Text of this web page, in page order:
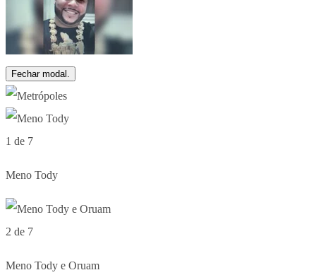
Fechar modal.
1 de 7
Meno Tody
2 de 7
Meno Tody e Oruam